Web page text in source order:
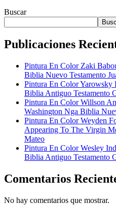
Buscar
Publicaciones
Pintura En Color Zaki
Biblia Nuevo Testamento
Pintura En Color Yarowsky
Biblia Antiguo Testamento
Pintura En Color Willson
Washington Nga Biblia
Pintura En Color Weyden
Appearing To The Virgin
Mateo
Pintura En Color Wesley
Biblia Antiguo Testamento
Comentarios
No hay comentarios que mostrar.